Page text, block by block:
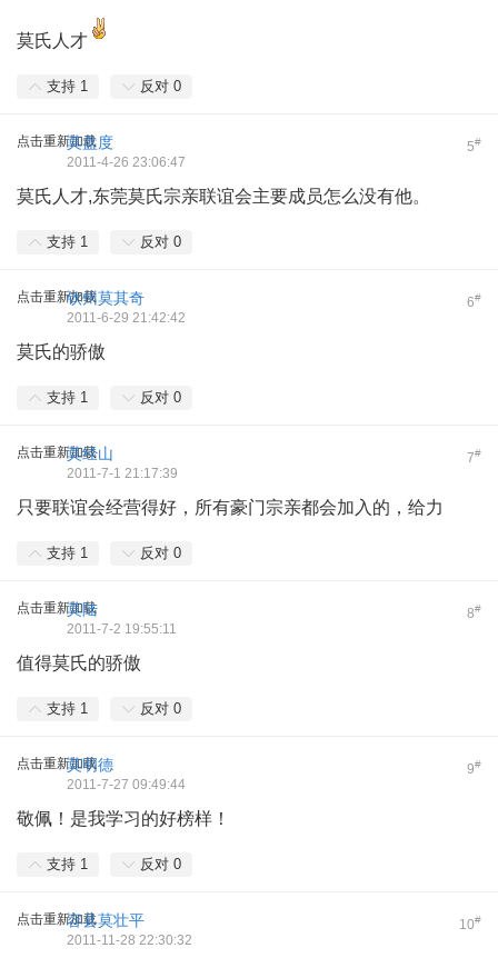
莫氏人才
支持 1 反对 0
点击重新加载 5#
莫盘度
2011-4-26 23:06:47
莫氏人才,东莞莫氏宗亲联谊会主要成员怎么没有他。
支持 1 反对 0
点击重新加载 6#
钦州莫其奇
2011-6-29 21:42:42
莫氏的骄傲
支持 1 反对 0
点击重新加载 7#
莫经山
2011-7-1 21:17:39
只要联谊会经营得好，所有豪门宗亲都会加入的，给力
支持 1 反对 0
点击重新加载 8#
莫陆
2011-7-2 19:55:11
值得莫氏的骄傲
支持 1 反对 0
点击重新加载 9#
莫明德
2011-7-27 09:49:44
敬佩！是我学习的好榜样！
支持 1 反对 0
点击重新加载 10#
容县莫壮平
2011-11-28 22:30:32